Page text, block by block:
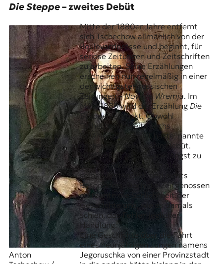
Die Steppe– zweites Debüt
Anton
Mitte der 1880er Jahre entfernt
sich Tschechow allmählich von der
Boulevardpresse und beginnt, für
seriöse Zeitungen und Zeitschriften
zu arbeiten. Seine Erzählungen
erscheinen nun regelmäßig in einer
der wichtigsten russischen
Zeitungen –Nowoje Wremja. Im
März 1888 wird die ErzählungDie
Steppegedruckt. Obwohl
Tschechow bereits sechs
Erzählbände gefüllt hatte, nannte
er diese Erzählung sein Debüt.
Heute zähltDie Steppelängst zu
den Klassikern und gilt als
selbstverständlich und nichts
Besonderes. Doch die Zeitgenossen
erstaunte die Schlichtheit der
Geschichte und, wie es damals
schien, das Fehlen jeglicher
Handlung.
Eine Geschichte über die Fahrt
eines neunjährigen Jungen namens
Jegoruschka von einer Provinzstadt